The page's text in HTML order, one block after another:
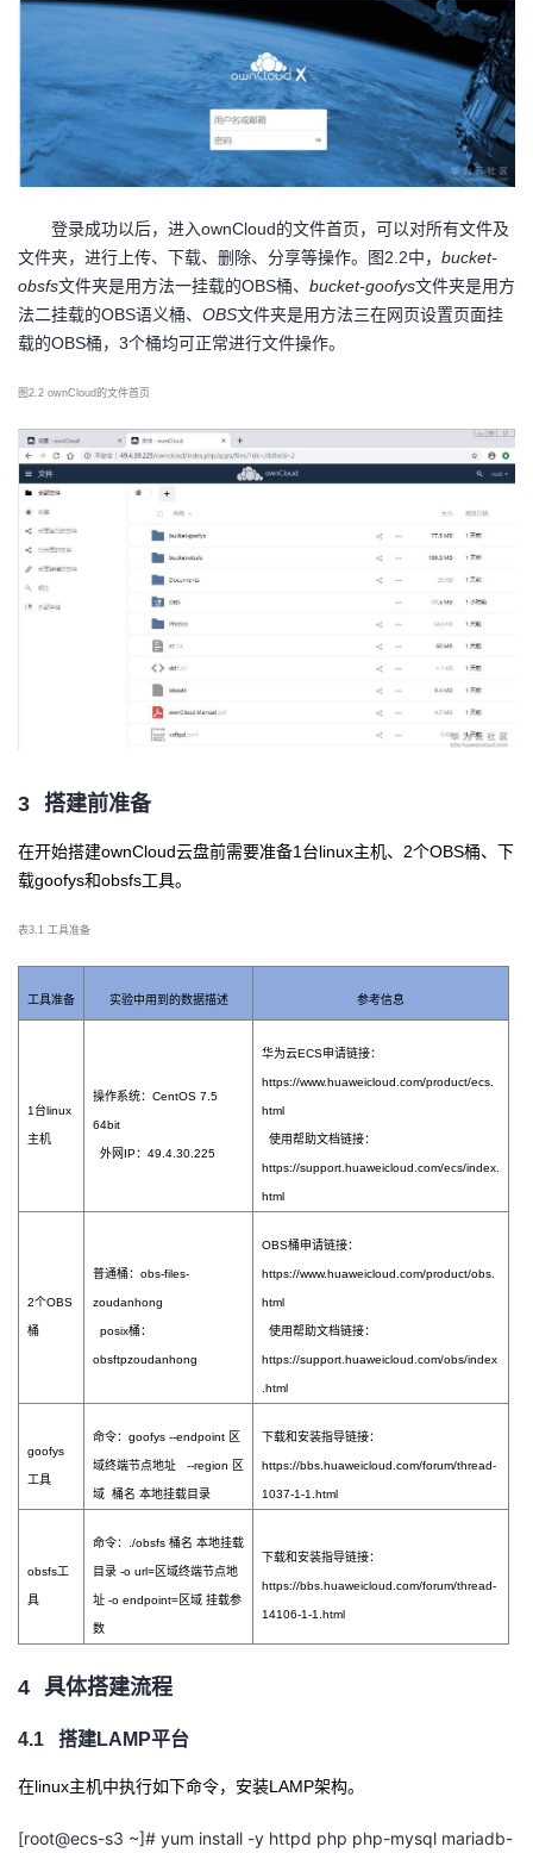
的
课
我
的
证
我
实
验
的
收
技
术
持
的
云
建
议
登录成功以后，进入ownCloud的文件首页，可以对所有文件及
文件夹，进行上传、下载、删除、分享等操作。图2.2中， bucket-
obsfs文件夹是用方法一挂载的OBS桶、 bucket-goofys文件夹是用方
法二挂载的OBS语义桶、 OBS文件夹是用方法三在网页设置页面挂
载的OBS桶，3个桶均可正常进行文件操作。
图 2.2 ownCloud的文件首页
3 搭建前准备
在开始搭建ownCloud云盘前需要准备1台linux主机、2个OBS桶、下
载goofys和obsfs工具。
表3.1 工具准备
工具准备 实验中用到的数据描述 参考信息
1台linux
主机
操作系统： CentOS 7.5
64bit
外网IP：49.4.30.225
华为云ECS申请链接：
https://www.huaweicloud.com/product/ecs.
html
使用帮助文档链接：
https://support.huaweicloud.com/ecs/index.
html
2个OBS
桶
普通桶： obs-files-
zoudanhong
posix桶：
obsftpzoudanhong
OBS桶申请链接：
https://www.huaweicloud.com/product/obs.
html
使用帮助文档链接：
https://support.huaweicloud.com/obs/index
.html
goofys
工具
命令： goofys --endpoint 区
域终端节点地址 --region 区
域 桶名 本地挂载目录
下载和安装指导链接：
https://bbs.huaweicloud.com/forum/thread-
1037-1-1.html
obsfs工
具
命令： ./obsfs 桶名 本地挂载
目录 -o url=区域终端节点地
址 -o endpoint=区域 挂载参
数
下载和安装指导链接：
https://bbs.huaweicloud.com/forum/thread-
14106-1-1.html
4 具体搭建流程
4.1 搭建LAMP平台
在linux主机中执行如下命令，安装LAMP架构。
[root@ecs-s3 ~]# yum install -y httpd php php-mysql mariadb-